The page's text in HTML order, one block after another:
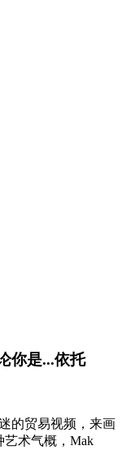
你是...依托
的贸易视频，来画
艺术气概，Mak